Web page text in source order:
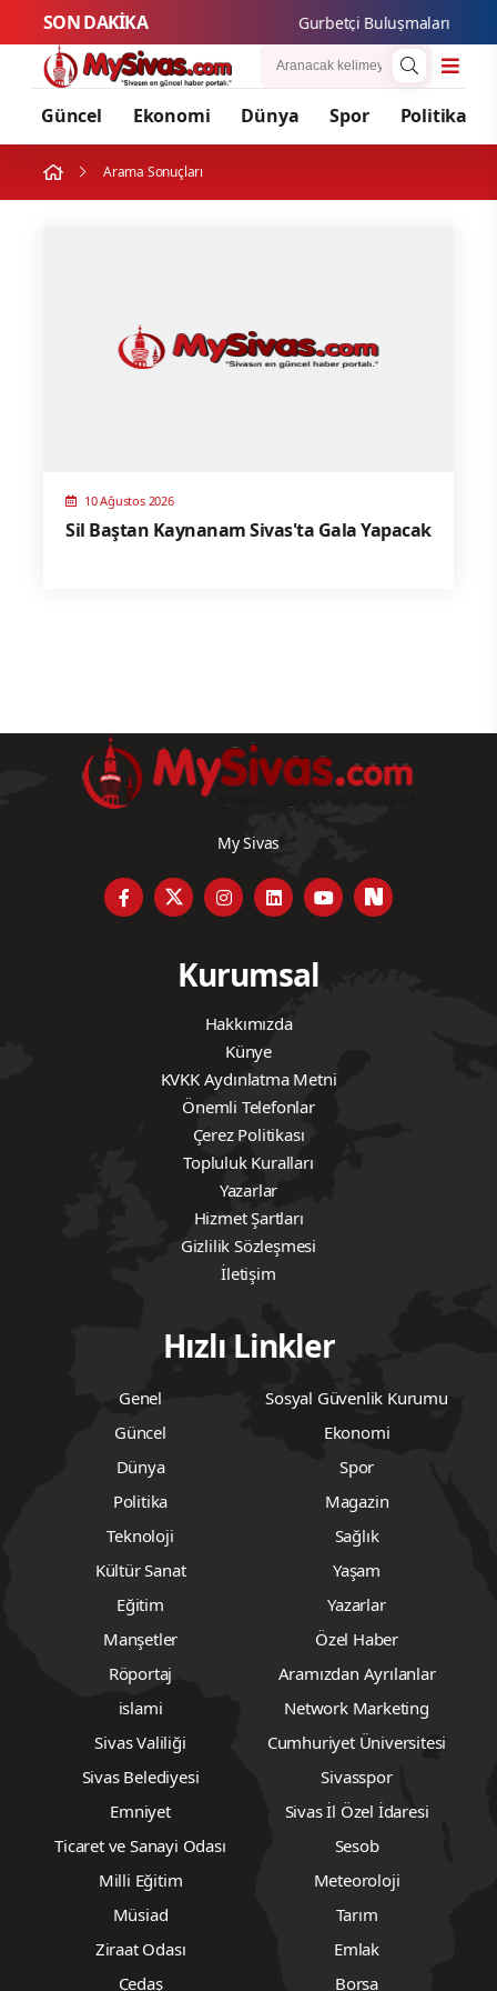
SON DAKİKA Gurbetçi Buluşmaları ve
Güncel Ekonomi Dünya Spor Politika
Arama Sonuçları
10 Ağustos 2026
Sil Baştan Kaynanam Sivas'ta Gala Yapacak
My Sivas
Kurumsal
Hakkımızda
Künye
KVKK Aydınlatma Metni
Önemli Telefonlar
Çerez Politikası
Topluluk Kuralları
Yazarlar
Hizmet Şartları
Gizlilik Sözleşmesi
İletişim
Hızlı Linkler
Genel
Sosyal Güvenlik Kurumu
Güncel
Ekonomi
Dünya
Spor
Politika
Magazin
Teknoloji
Sağlık
Kültür Sanat
Yaşam
Eğitim
Yazarlar
Manşetler
Özel Haber
Röportaj
Aramızdan Ayrılanlar
islami
Network Marketing
Sivas Valiliği
Cumhuriyet Üniversitesi
Sivas Belediyesi
Sivasspor
Emniyet
Sivas İl Özel İdaresi
Ticaret ve Sanayi Odası
Sesob
Milli Eğitim
Meteoroloji
Müsiad
Tarım
Ziraat Odası
Emlak
Çedaş
Borsa